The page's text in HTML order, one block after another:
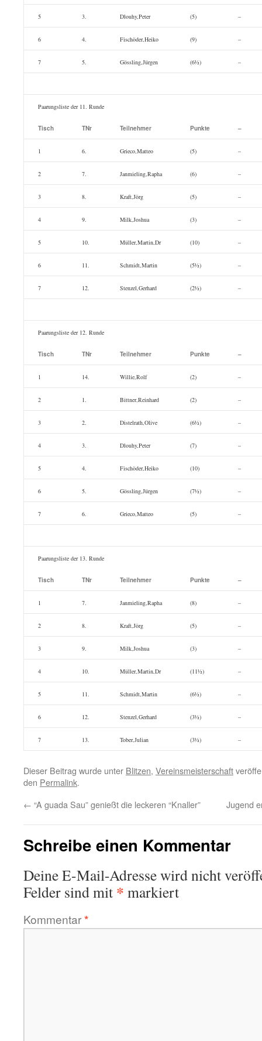
5 3. Dlouhy,Peter (5) –
6 4. Fischöder,Heiko (9) –
7 5. Gössling,Jürgen (6½) –
Paarungsliste der 11. Runde
Tisch TNr Teilnehmer Punkte –
1 6. Grieco,Matteo (5) –
2 7. Janmieling,Rapha (6) –
3 8. Kraft,Jörg (5) –
4 9. Milk,Joshua (3) –
5 10. Müller,Martin,Dr (10) –
6 11. Schmidt,Martin (5½) –
7 12. Stenzel,Gerhard (2½) –
Paarungsliste der 12. Runde
Tisch TNr Teilnehmer Punkte –
1 14. Willie,Rolf (2) –
2 1. Bittner,Reinhard (2) –
3 2. Distelrath,Olive (6½) –
4 3. Dlouhy,Peter (7) –
5 4. Fischöder,Heiko (10) –
6 5. Gössling,Jürgen (7½) –
7 6. Grieco,Matteo (5) –
Paarungsliste der 13. Runde
Tisch TNr Teilnehmer Punkte –
1 7. Janmieling,Rapha (8) –
2 8. Kraft,Jörg (5) –
3 9. Milk,Joshua (3) –
4 10. Müller,Martin,Dr (11½) –
5 11. Schmidt,Martin (6½) –
6 12. Stenzel,Gerhard (3½) –
7 13. Tober,Julian (3½) –
Dieser Beitrag wurde unter Blitzen, Vereinsmeisterschaft
den Permalink.
← “A guada Sau” genießt die leckeren “Knaller” Jugend
Schreibe einen Kommentar
Deine E-Mail-Adresse wird nicht
Felder sind mit * markiert
Kommentar*